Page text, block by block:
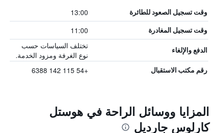
وقت تسجيل الصعود للطائرة 13:00
وقت تسجيل المغادرة 11:00
الدفع والإلغاء
تختلف السياسات حسب
نوع الغرفة ومزود الخدمة.
رقم مكتب الاستقبال +54 115 142 6388
المزايا ووسائل الراحة في هوستل
كارلوس جارديل